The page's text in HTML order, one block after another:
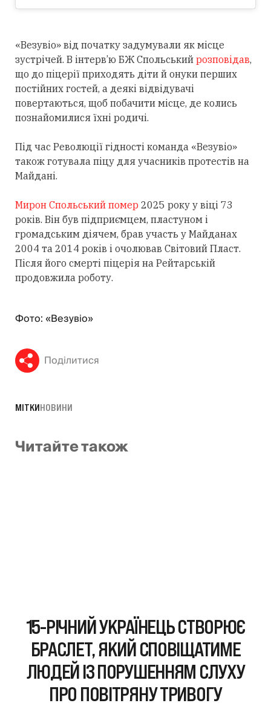
«Везувіо» від початку задумували як місце
зустрічей. В інтерв’ю БЖ Спольський розповідав,
що до піцерії приходять діти й онуки перших
постійних гостей, а деякі відвідувачі
повертаються, щоб побачити місце, де колись
познайомилися їхні родичі.
Під час Революції гідності команда «Везувіо»
також готувала піцу для учасників протестів на
Майдані.
Мирон Спольський помер 2025 року у віці 73
років. Він був підприємцем, пластуном і
громадським діячем, брав участь у Майданах
2004 та 2014 років і очолював Світовий Пласт.
Після його смерті піцерія на Рейтарській
продовжила роботу.
Фото: «Везувіо»
Поділитися
МІТКИНОВИНИ
Читайте також
15-РІЧНИЙ УКРАЇНЕЦЬ СТВОРЮЄ
БРАСЛЕТ, ЯКИЙ СПОВІЩАТИМЕ
ЛЮДЕЙ ІЗ ПОРУШЕННЯМ СЛУХУ
ПРО ПОВІТРЯНУ ТРИВОГУ